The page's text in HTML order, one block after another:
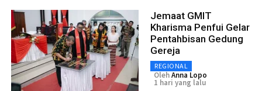
Jemaat GMIT
Kharisma Penfui Gelar
Pentahbisan Gedung
Gereja
REGIONAL
OlehAnna Lopo
1 hari yang lalu